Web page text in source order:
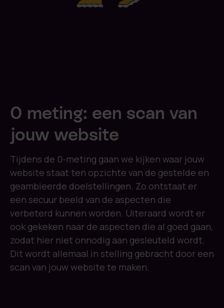
0 meting: een scan van
jouw website
Tijdens de 0-meting gaan we kijken waar jouw
website staat ten opzichte van de gestelde en
geambieerde doelstellingen. Zo ontstaat er
een secuur beeld van de aspecten die
verbeterd kunnen worden. Uiteraard wordt er
ook gekeken naar de aspecten die al goed gaan,
zodat hier niet onnodig aan gesleuteld wordt.
Dit wordt allemaal in stelling gebracht door een
scan van jouw website te maken.